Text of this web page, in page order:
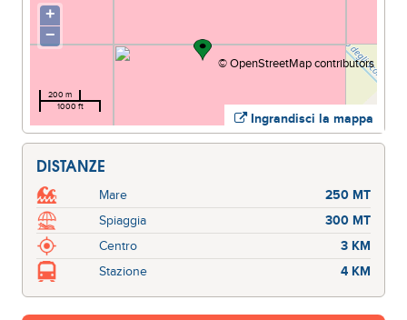
Ingrandisci la mappa
+
−
©OpenStreetMapcontributors
200 m
1000 ft
DISTANZE
Mare
250 MT
Spiaggia
300 MT
Centro
3 KM
Stazione
4 KM